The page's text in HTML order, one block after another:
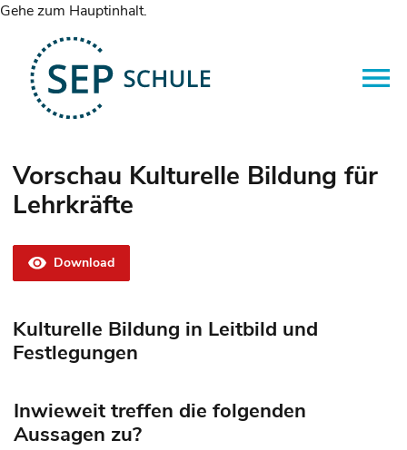
Gehe zum Hauptinhalt.
Vorschau Kulturelle Bildung für
Lehrkräfte
Download
Kulturelle Bildung in Leitbild und
Festlegungen
Inwieweit treffen die folgenden
Aussagen zu?